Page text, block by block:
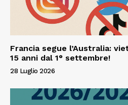
Francia segue l’Australia:
15 anni dal 1° settembre!
28 Luglio 2026